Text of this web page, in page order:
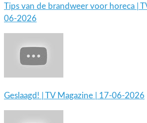
Tips van de brandweer voor horeca |
06-2026
Geslaagd! | TV Magazine | 17-06-2026